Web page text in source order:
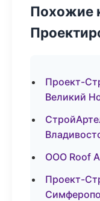
Похожие
Проект-
Великий
ООО Roof
Проект-